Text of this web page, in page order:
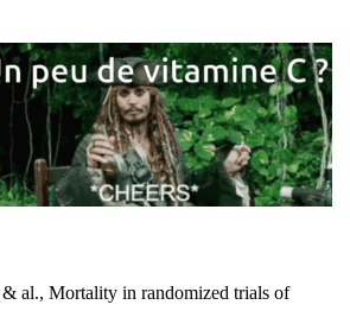
al., Mor­ta­li­ty in ran­do­mi­zed trials of